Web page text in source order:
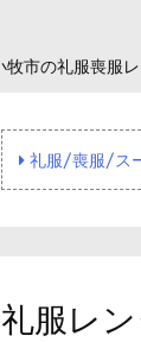
牧市の礼服喪服
礼服/喪服/ス
礼服レ